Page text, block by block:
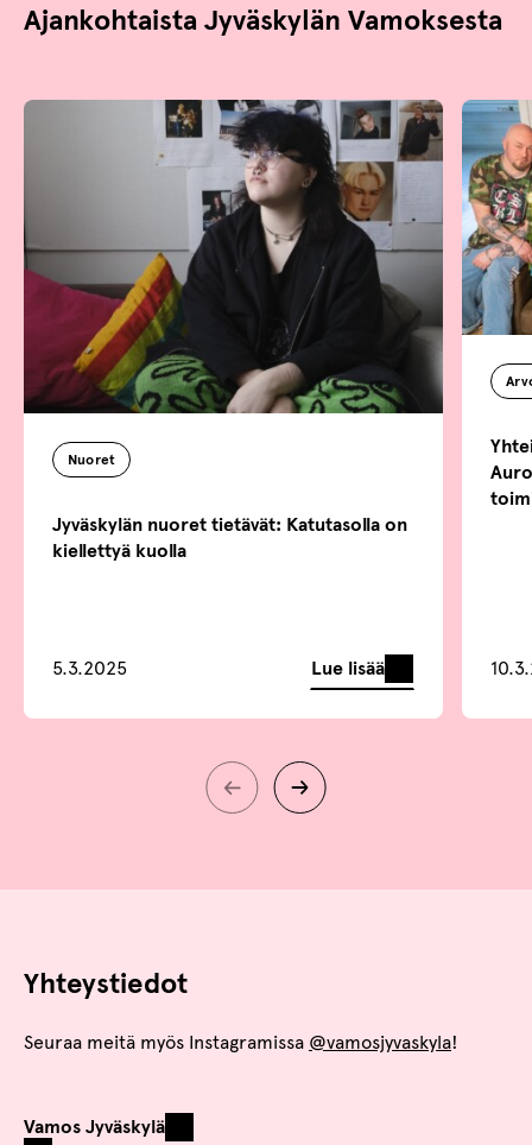
Ajankohtaista Jyväskylän Vamoksesta
Nuoret
Jyväskylän nuoret tietävät: Katutasolla on
kiellettyä kuolla
5.3.2025 Lue lisää
Yhteystiedot
Seuraa meitä myös Instagramissa @vamosjyvaskyla!
Vamos Jyväskylä